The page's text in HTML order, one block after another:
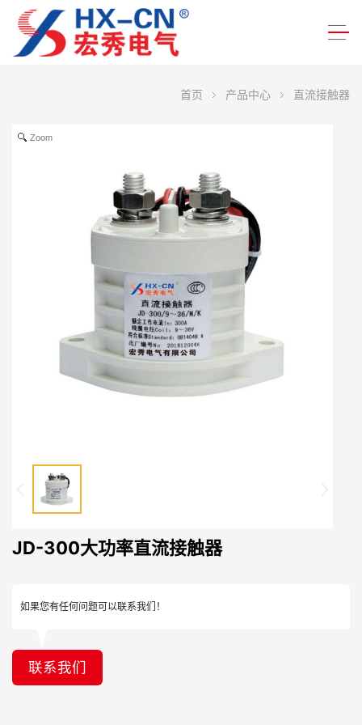
首页 产品中心 直流接触器
Zoom
JD-300大功率直流接触器
如果您有任何问题可以联系我们！
联系我们